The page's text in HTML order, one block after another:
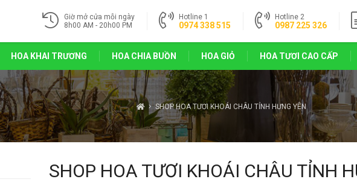
Giờ mở cửa mỗi ngày
8h00 AM - 20h00 PM
Hotline 1
0974 338 515
Hotline 2
0987 225 326
HOA KHAI TRƯƠNG HOA CHIA BUỒN HOA GIỎ HOA TƯƠI CAO CẤP
SHOP HOA TƯƠI KHOÁI CHÂU TỈNH HƯNG YÊN
SHOP HOA TƯƠI KHOÁI CHÂU TỈNH